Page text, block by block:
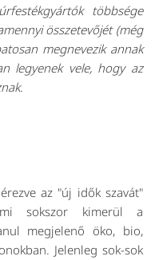
többsége
összetevőjét (még
megnevezik annak
legyenek vele, hogy az
az "új idők szavát"
sokszor kimerül a
megjelenő öko, bio,
Jelenleg sok-sok